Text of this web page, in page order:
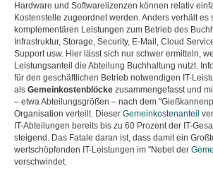
Hardware und Softwarelizenzen können relativ
Kostenstelle zugeordnet werden. Anders verhält es
komplementären Leistungen zum Betrieb des
Infrastruktur, Storage, Security, E-Mail, Cloud
Support usw. Hier lässt sich nur schwer ermitteln,
Leistungsanteil die Abteilung Buchhaltung nutzt.
für den geschäftlichen Betrieb notwendigen IT-
als Gemeinkostenblöcke zusammengefasst und
– etwa Abteilungsgrößen – nach dem
Organisation verteilt. Dieser Gemeinkostenanteil
IT-Abteilungen bereits bis zu 60 Prozent der IT-
steigend. Das Fatale daran ist, dass damit ein
wertschöpfenden IT-Leistungen im "Nebel der
verschwindet.